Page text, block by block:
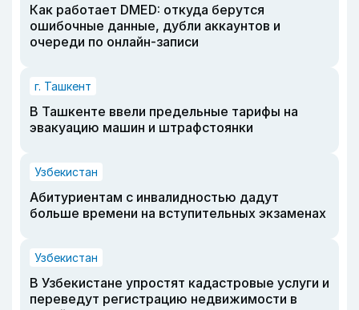
Как работает DMED: откуда берутся
ошибочные данные, дубли аккаунтов и
очереди по онлайн-записи
г. Ташкент
В Ташкенте ввели предельные тарифы на
эвакуацию машин и штрафстоянки
Узбекистан
Абитуриентам с инвалидностью дадут
больше времени на вступительных экзаменах
Узбекистан
В Узбекистане упростят кадастровые услуги и
переведут регистрацию недвижимости в